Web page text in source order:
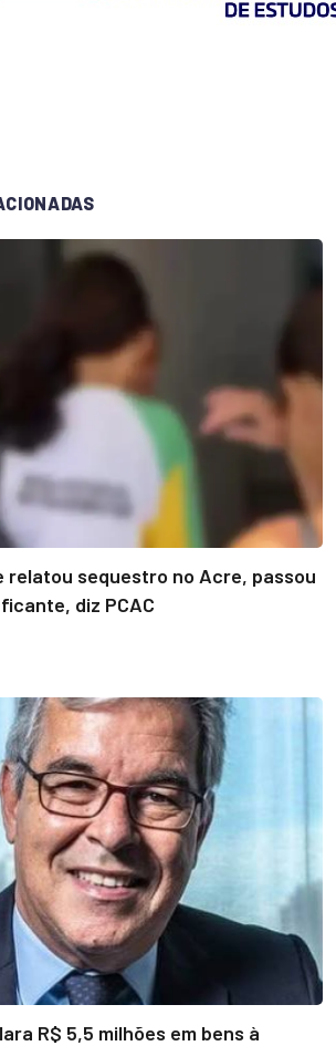
relatou sequestro no Acre, passou
diz PCAC
R$ 5,5 milhões em bens à